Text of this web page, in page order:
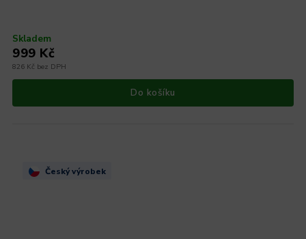
Skladem
826 Kč bez DPH
999 Kč
Do košíku
Český výrobek